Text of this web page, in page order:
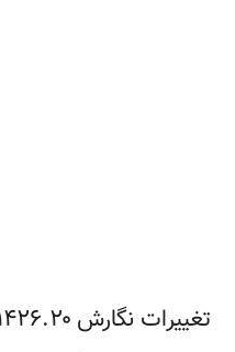
تغییرات نگارش ۸.۱۳۹۹.۱۴۲۶.۲۰